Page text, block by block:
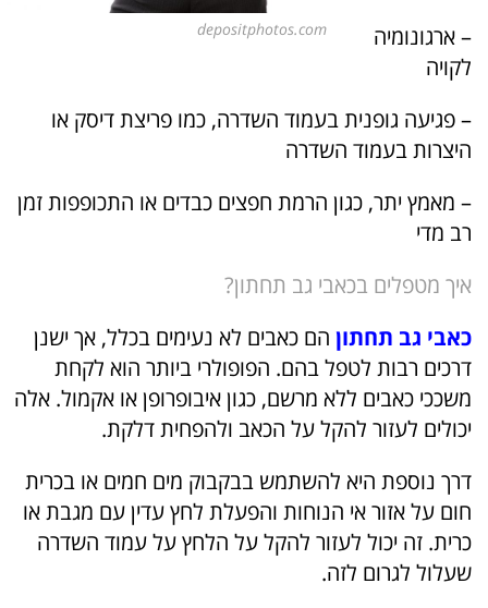
depositphotos.com
– ארגונומיה
לקויה
– פגיעה גופנית בעמוד השדרה, כמו פריצת דיסק או
היצרות בעמוד השדרה
– מאמץ יתר, כגון הרמת חפצים כבדים או התכופפות זמן
רב מדי
איך מטפלים בכאבי גב תחתון?
כאבי גב תחתון הם כאבים לא נעימים בכלל, אך ישנן
דרכים רבות לטפל בהם. הפופולרי ביותר הוא לקחת
משככי כאבים ללא מרשם, כגון איבופרופן או אקמול. אלה
יכולים לעזור להקל על הכאב ולהפחית דלקת.
דרך נוספת היא להשתמש בבקבוק מים חמים או בכרית
חום על אזור אי הנוחות והפעלת לחץ עדין עם מגבת או
כרית. זה יכול לעזור להקל על הלחץ על עמוד השדרה
שעלול לגרום לזה.